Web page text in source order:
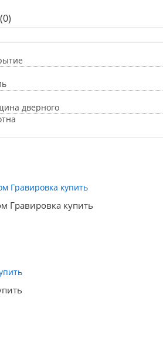
дверного
Гравировка купить